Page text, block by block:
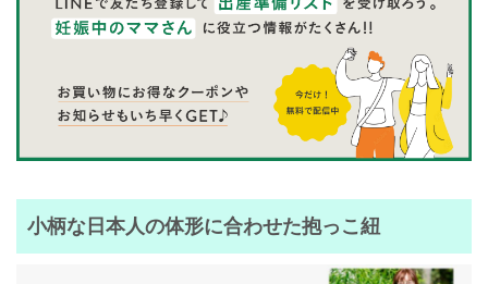
小柄な日本人の体形に合わせた抱っこ紐